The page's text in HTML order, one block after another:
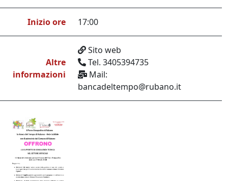
Inizio ore 17:00
Altre
informazioni
Sito web
Tel. 3405394735
Mail:
bancadeltempo@rubano.it